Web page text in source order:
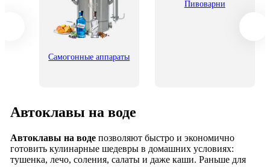
Самогонные аппараты
Пивоварни
Автоклавы на воде
Автоклавы на воде позволяют быстро и экономично
готовить кулинарные шедевры в домашних условиях:
тушенка, лечо, соления, салаты и даже каши. Раньше для